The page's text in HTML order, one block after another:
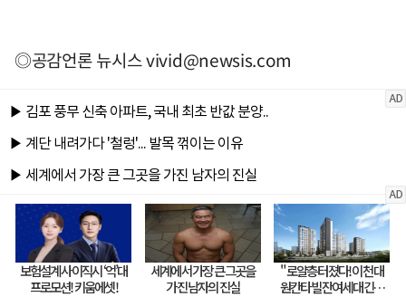
◎공감언론 뉴시스vivid@newsis.com